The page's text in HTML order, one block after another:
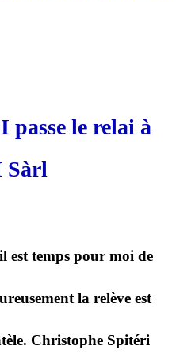
passe le relai à
Sàrl
est temps pour moi de
la relève est
Christophe Spitéri